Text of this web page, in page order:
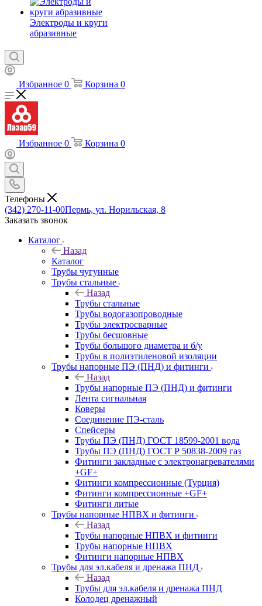
Электроды и круги
абразивные
Избранное 0 Корзина 0
Избранное 0 Корзина 0
Телефоны
(342) 270-11-00Пермь, ул. Норильская, 8
Заказать звонок
Каталог
Назад
Каталог
Трубы чугунные
Трубы стальные
Назад
Трубы стальные
Трубы водогазопроводные
Трубы электросварные
Трубы бесшовные
Трубы большого диаметра и б/у
Трубы в полиэтиленовой изоляции
Трубы напорные ПЭ (ПНД) и фитинги
Назад
Трубы напорные ПЭ (ПНД) и фитинги
Лента сигнальная
Коверы
Соединение ПЭ-сталь
Спейсеры
Трубы ПЭ (ПНД) ГОСТ 18599-2001 вода
Трубы ПЭ (ПНД) ГОСТ Р 50838-2009 газ
Фитинги закладные с электронагревателями
+GF+
Фитинги компрессионные (Турция)
Фитинги компрессионные +GF+
Фитинги литые
Трубы напорные НПВХ и фитинги
Назад
Трубы напорные НПВХ и фитинги
Трубы напорные НПВХ
Фитинги напорные НПВХ
Трубы для эл.кабеля и дренажа ПНД
Назад
Трубы для эл.кабеля и дренажа ПНД
Колодец дренажный